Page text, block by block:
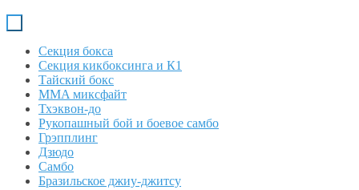
Секция бокса
Секция кикбоксинга и К1
Тайский бокс
MMA миксфайт
Тхэквон-до
Рукопашный бой и боевое самбо
Грэпплинг
Дзюдо
Самбо
Бразильское джиу-джитсу